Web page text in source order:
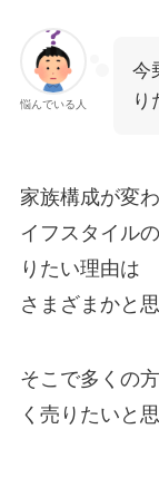
悩んでいる人
今
り
家族構成が変
イフスタイル
りたい理由は
さまざまかと思
そこで多くの
く売りたいと